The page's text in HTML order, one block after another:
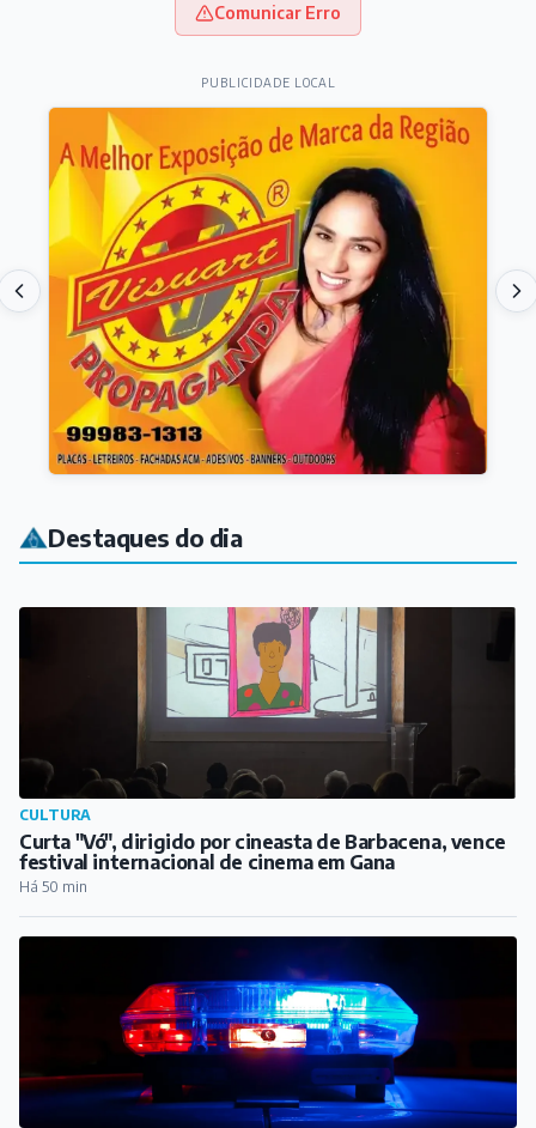
Comunicar Erro
PUBLICIDADE LOCAL
Destaques do dia
CULTURA
Curta "Vó", dirigido por cineasta de Barbacena, vence
COTIDIANO
Adolescente sofre tentativa de homicídio em São João
del Rei; dois suspeitos presos
Há 1 hora